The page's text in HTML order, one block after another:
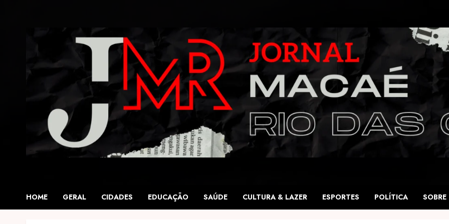
HOME GERAL CIDADES EDUCAÇÃO SAÚDE CULTURA & LAZER ESPORTES POLÍTICA